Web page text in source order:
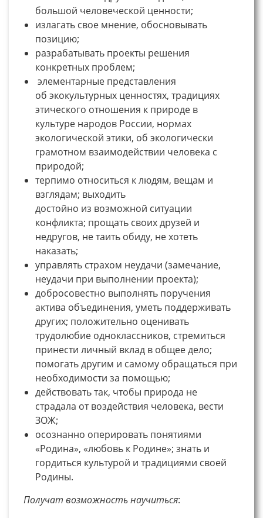
большой человеческой ценности;
излагать свое мнение, обосновывать
позицию;
разрабатывать проекты решения
конкретных проблем;
элементарные представления
об экокультурных ценностях, традициях
этического отношения к природе в
культуре народов России, нормах
экологической этики, об экологически
грамотном взаимодействии человека с
природой;
терпимо относиться к людям, вещам и
взглядам; выходить
достойно из возможной ситуации
конфликта; прощать своих друзей и
недругов, не таить обиду, не хотеть
наказать;
управлять страхом неудачи (замечание,
неудачи при выполнении проекта);
добросовестно выполнять поручения
актива объединения, уметь поддерживать
других; положительно оценивать
трудолюбие одноклассников, стремиться
принести личный вклад в общее дело;
помогать другим и самому обращаться при
необходимости за помощью;
действовать так, чтобы природа не
страдала от воздействия человека, вести
ЗОЖ;
осознанно оперировать понятиями
«Родина», «любовь к Родине»; знать и
гордиться культурой и традициями своей
Родины.
Получат возможность научиться: